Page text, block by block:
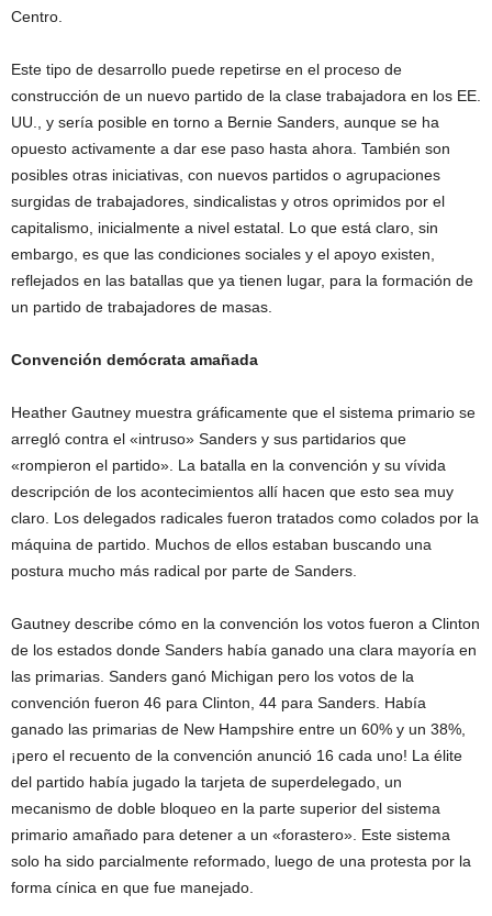
Centro.
Este tipo de desarrollo puede repetirse en el proceso de
construcción de un nuevo partido de la clase trabajadora en los EE.
UU., y sería posible en torno a Bernie Sanders, aunque se ha
opuesto activamente a dar ese paso hasta ahora. También son
posibles otras iniciativas, con nuevos partidos o agrupaciones
surgidas de trabajadores, sindicalistas y otros oprimidos por el
capitalismo, inicialmente a nivel estatal. Lo que está claro, sin
embargo, es que las condiciones sociales y el apoyo existen,
reflejados en las batallas que ya tienen lugar, para la formación de
un partido de trabajadores de masas.
Convención demócrata amañada
Heather Gautney muestra gráficamente que el sistema primario se
arregló contra el «intruso» Sanders y sus partidarios que
«rompieron el partido». La batalla en la convención y su vívida
descripción de los acontecimientos allí hacen que esto sea muy
claro. Los delegados radicales fueron tratados como colados por la
máquina de partido. Muchos de ellos estaban buscando una
postura mucho más radical por parte de Sanders.
Gautney describe cómo en la convención los votos fueron a Clinton
de los estados donde Sanders había ganado una clara mayoría en
las primarias. Sanders ganó Michigan pero los votos de la
convención fueron 46 para Clinton, 44 para Sanders. Había
ganado las primarias de New Hampshire entre un 60% y un 38%,
¡pero el recuento de la convención anunció 16 cada uno! La élite
del partido había jugado la tarjeta de superdelegado, un
mecanismo de doble bloqueo en la parte superior del sistema
primario amañado para detener a un «forastero». Este sistema
solo ha sido parcialmente reformado, luego de una protesta por la
forma cínica en que fue manejado.